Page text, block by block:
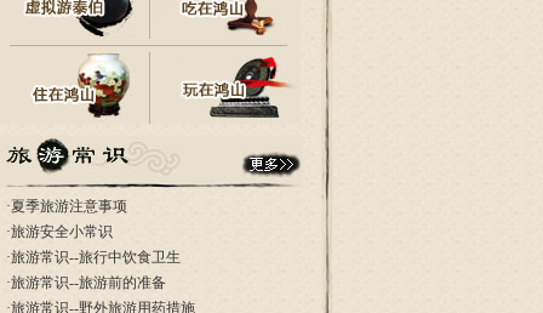
·夏季旅游注意事项
·旅游安全小常识
·旅游常识--旅行中饮食卫生
·旅游常识--旅游前的准备
·旅游常识--野外旅游用药措施